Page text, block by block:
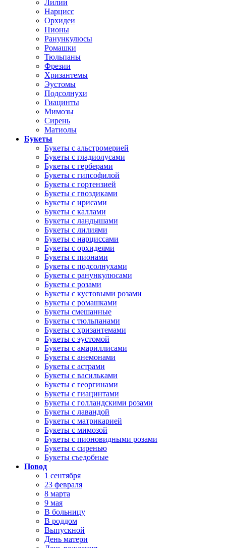
Лилии
Нарцисс
Орхидеи
Пионы
Ранункулюсы
Ромашки
Тюльпаны
Фрезии
Хризантемы
Эустомы
Подсолнухи
Гиацинты
Мимозы
Сирень
Матиолы
Букеты
Букеты с альстромерией
Букеты с гладиолусами
Букеты с герберами
Букеты с гипсофилой
Букеты с гортензией
Букеты с гвоздиками
Букеты с ирисами
Букеты с каллами
Букеты с ландышами
Букеты с лилиями
Букеты с нарциссами
Букеты с орхидеями
Букеты с пионами
Букеты с подсолнухами
Букеты с ранункулюсами
Букеты с розами
Букеты с кустовыми розами
Букеты с ромашками
Букеты смешанные
Букеты с тюльпанами
Букеты с хризантемами
Букеты с эустомой
Букеты с амариллисами
Букеты с анемонами
Букеты с астрами
Букеты с васильками
Букеты с георгинами
Букеты с гиацинтами
Букеты с голландскими розами
Букеты с лавандой
Букеты с матрикарией
Букеты с мимозой
Букеты с пионовидными розами
Букеты с сиренью
Букеты съедобные
Повод
1 сентября
23 февраля
8 марта
9 мая
В больницу
В роддом
Выпускной
День матери